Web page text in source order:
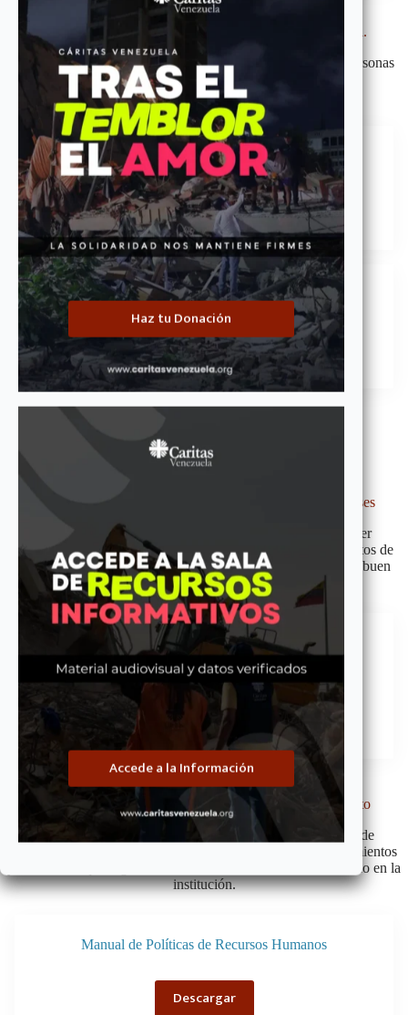
Haz tu Donación
Accede a la Información
Buenas prácticas de comunicación de Cáritas Venezuela.
Documentos guía para para proteger a los beneficiarios y personas
en situación vulnerable en entrevistas
sensibles.
Buenas prácticas de Comunicación
Descargar
Manual de Comunicación
Descargar
Políticas de lucha contra el fraude y el conflicto de intereses
El de Cáritas de Venezuela tiene como finalidad establecer
lineamientos para prevenir, detectar e investigar fraudes y actos de
corrupción, promoviendo la transparencia, la integridad y el buen
uso de los recursos en la organización.
Manual de Políticas Antifraude y Anticorrupción
Descargar
Manual de políticas de Recursos humanos y reclutamiento
El Manual de Políticas de Recursos Humanos de Cáritas de
Venezuela tiene como objetivo principal establecer los lineamientos
y normativas que regulan la administración del recurso humano en la
institución.
Manual de Políticas de Recursos Humanos
Descargar